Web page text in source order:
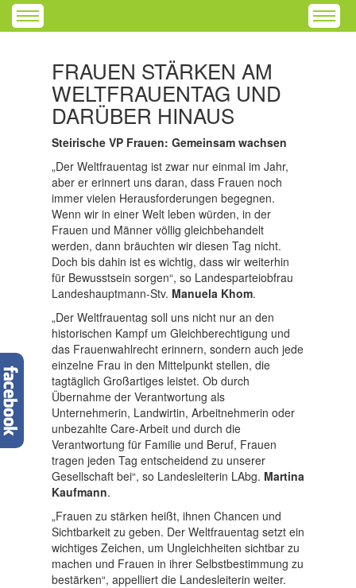
FRAUEN STÄRKEN AM
WELTFRAUENTAG UND
DARÜBER HINAUS
Steirische VP Frauen: Gemeinsam wachsen
„Der Weltfrauentag ist zwar nur einmal im Jahr,
aber er erinnert uns daran, dass Frauen noch
immer vielen Herausforderungen begegnen.
Wenn wir in einer Welt leben würden, in der
Frauen und Männer völlig gleichbehandelt
werden, dann bräuchten wir diesen Tag nicht.
Doch bis dahin ist es wichtig, dass wir weiterhin
für Bewusstsein sorgen“, so Landesparteiobfrau
Landeshauptmann-Stv. Manuela Khom.
„Der Weltfrauentag soll uns nicht nur an den
historischen Kampf um Gleichberechtigung und
das Frauenwahlrecht erinnern, sondern auch jede
einzelne Frau in den Mittelpunkt stellen, die
tagtäglich Großartiges leistet. Ob durch
Übernahme der Verantwortung als
Unternehmerin, Landwirtin, Arbeitnehmerin oder
unbezahlte Care-Arbeit und durch die
Verantwortung für Familie und Beruf, Frauen
tragen jeden Tag entscheidend zu unserer
Gesellschaft bei“, so Landesleiterin LAbg. Martina
Kaufmann.
„Frauen zu stärken heißt, ihnen Chancen und
Sichtbarkeit zu geben. Der Weltfrauentag setzt ein
wichtiges Zeichen, um Ungleichheiten sichtbar zu
machen und Frauen in ihrer Selbstbestimmung zu
bestärken“, appelliert die Landesleiterin weiter.